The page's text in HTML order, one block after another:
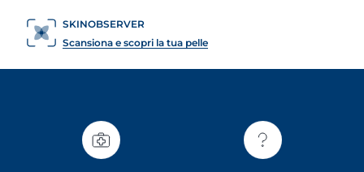
SKINOBSERVER
Scansiona e scopri la tua pelle